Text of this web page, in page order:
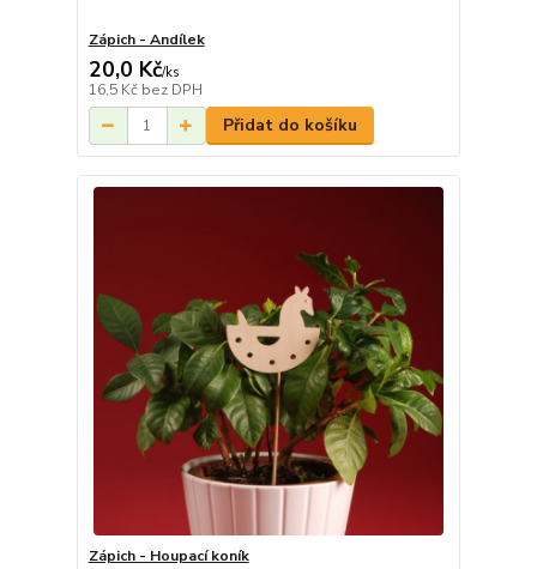
Zápich - Andílek
20,0 Kč/ks
16,5 Kč bez DPH
Přidat do košíku
Zápich - Houpací koník